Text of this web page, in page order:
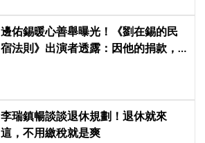
邊佑錫暖心善舉曝光！《劉在錫的民
宿法則》出演者透露：因他的捐款，
李瑞鎮暢談談退休規劃！退休就來
這，不用繳稅就是爽